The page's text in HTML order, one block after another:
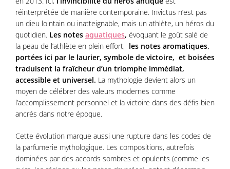
réinterprétée de manière contemporaine. Invictus n’est pas
un dieu lointain ou inatteignable, mais un athlète, un héros du
quotidien. Les notes aquatiques, évoquant le goût salé de
la peau de l’athlète en plein effort, les notes aromatiques,
portées ici par le laurier, symbole de victoire, et boisées
traduisent la fraîcheur d’un triomphe immédiat,
accessible et universel. La mythologie devient alors un
moyen de célébrer des valeurs modernes comme
l’accomplissement personnel et la victoire dans des défis bien
ancrés dans notre époque.
Cette évolution marque aussi une rupture dans les codes de
la parfumerie mythologique. Les compositions, autrefois
dominées par des accords sombres et opulents (comme les